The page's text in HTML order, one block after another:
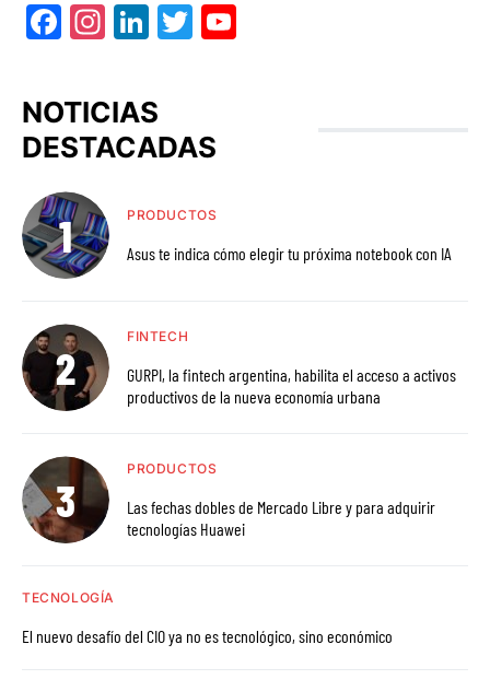
Facebook
Instagram
LinkedIn
Twitter
NOTICIAS
DESTACADAS
PRODUCTOS
Asus te indica cómo elegir tu próxima notebook con IA
FINTECH
GURPI, la fintech argentina, habilita el acceso a activos
productivos de la nueva economía urbana
PRODUCTOS
Las fechas dobles de Mercado Libre y para adquirir
tecnologías Huawei
TECNOLOGÍA
El nuevo desafío del CIO ya no es tecnológico, sino económico